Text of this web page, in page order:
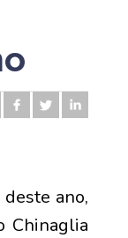
ano,
Chinaglia